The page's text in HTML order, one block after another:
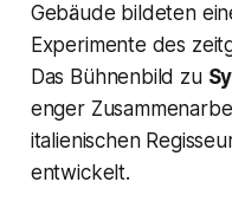
Gebäude bildeten
Experimente des
Das Bühnenbild zu
enger
italienischen
entwickelt.